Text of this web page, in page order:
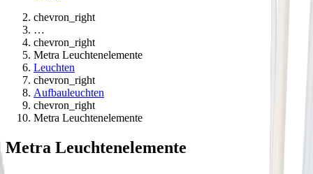
chevron_right
…
chevron_right
Metra Leuchtenelemente
Leuchten
chevron_right
Aufbauleuchten
chevron_right
Metra Leuchtenelemente
Metra Leuchtenelemente